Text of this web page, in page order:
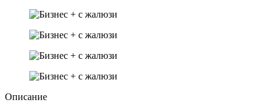
Описание